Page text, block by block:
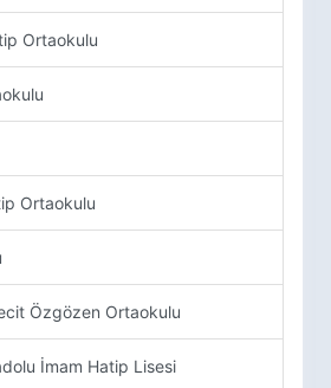
Ortaokulu
Ortaokulu
Özgözen Ortaokulu
İmam Hatip Lisesi